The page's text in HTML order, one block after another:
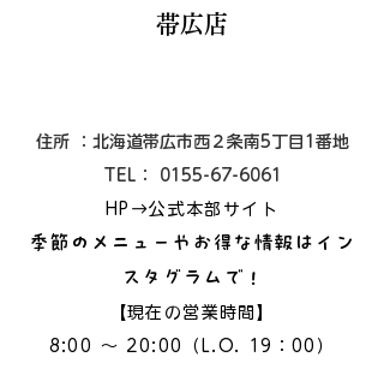
​帯広店
住所 ：北海道帯広市西２条南5丁目1番地
TEL： 0155-67-6061
HP→公式本部サイト
季節のメニューやお得な情報はイン
スタグラムで！
【現在の営業時間】
8:00 ～ 20:00（L.O. 19：00）